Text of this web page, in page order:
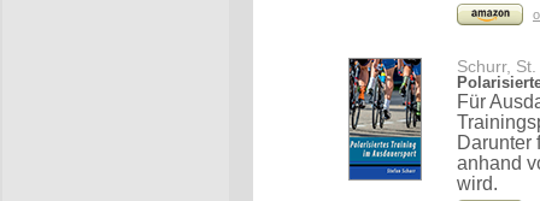
Schurr,
Für
Darunter
anhand
wird.